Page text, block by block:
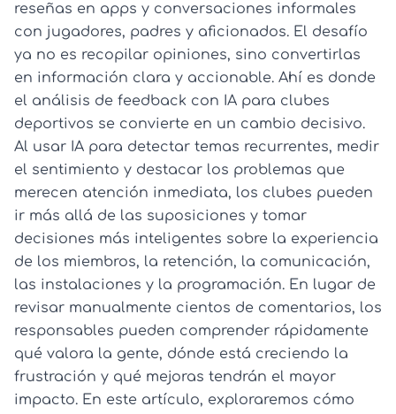
reseñas en apps y conversaciones informales
con jugadores, padres y aficionados. El desafío
ya no es recopilar opiniones, sino convertirlas
en información clara y accionable. Ahí es donde
el análisis de feedback con IA para clubes
deportivos se convierte en un cambio decisivo.
Al usar IA para detectar temas recurrentes, medir
el sentimiento y destacar los problemas que
merecen atención inmediata, los clubes pueden
ir más allá de las suposiciones y tomar
decisiones más inteligentes sobre la experiencia
de los miembros, la retención, la comunicación,
las instalaciones y la programación. En lugar de
revisar manualmente cientos de comentarios, los
responsables pueden comprender rápidamente
qué valora la gente, dónde está creciendo la
frustración y qué mejoras tendrán el mayor
impacto. En este artículo, exploraremos cómo